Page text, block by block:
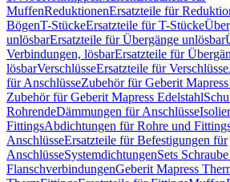
MuffenReduktionenErsatzteile für
BögenT-StückeErsatzteile für T-Stücke
unlösbarErsatzteile für Übergänge unlösbar
Verbindungen, lösbarErsatzteile für
lösbarVerschlüsseErsatzteile für Verschlüsse
für AnschlüsseZubehör für Geberit
Zubehör für Geberit Mapress Edelstahl
RohrendeDämmungen für Anschlüsse
FittingsAbdichtungen für Rohre und
AnschlüsseErsatzteile für Befestigungen für
AnschlüsseSystemdichtungenSets
FlanschverbindungenGeberit Mapress